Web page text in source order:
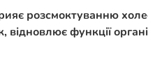
розсмоктуванню
функції